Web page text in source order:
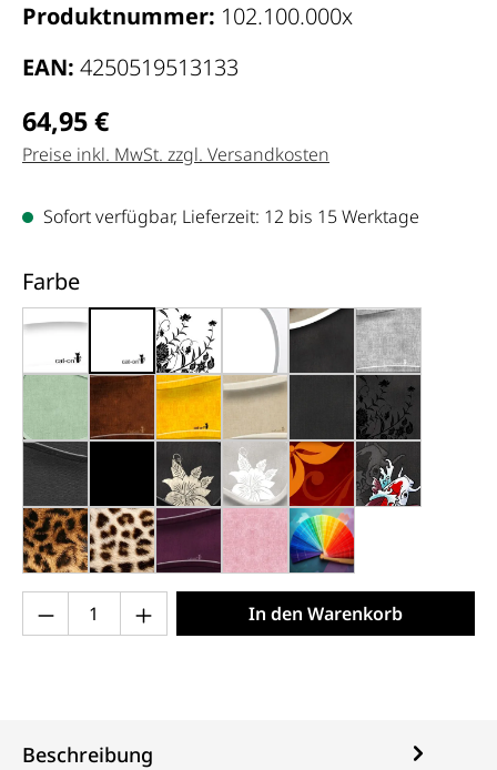
Produktnummer: 102.100.000x
EAN: 4250519513133
Regulärer Preis:
64,95 €
Preise inkl. MwSt. zzgl. Versandkosten
Sofort verfügbar, Lieferzeit: 12 bis 15 Werktage
Farbeauswählen
weiß mit Rand (000)weiß, gestrichen (000x)
weiß, schwarze Blumen (000c)
weiß, grauer Rand (000d)
schwarz, weißer
grau (001)
hemlock mintgrün (006h)
braun antik (002b)
dunkelgelb (004e)hellbeige (005f)schwarz, meliert
schwarz,
anthrazit (013h)schwarz matt (013x)
schwarz, Blumen silber (015)
grau, weiße Blumen (019)
élégance (030)schwarz, Koi
leo (051)gepard (052)violett (070)hellrosa (205)individuelle Farbe
Produkt Anzahl: Gib den gewünschten
In den Warenkorb
Beschreibung